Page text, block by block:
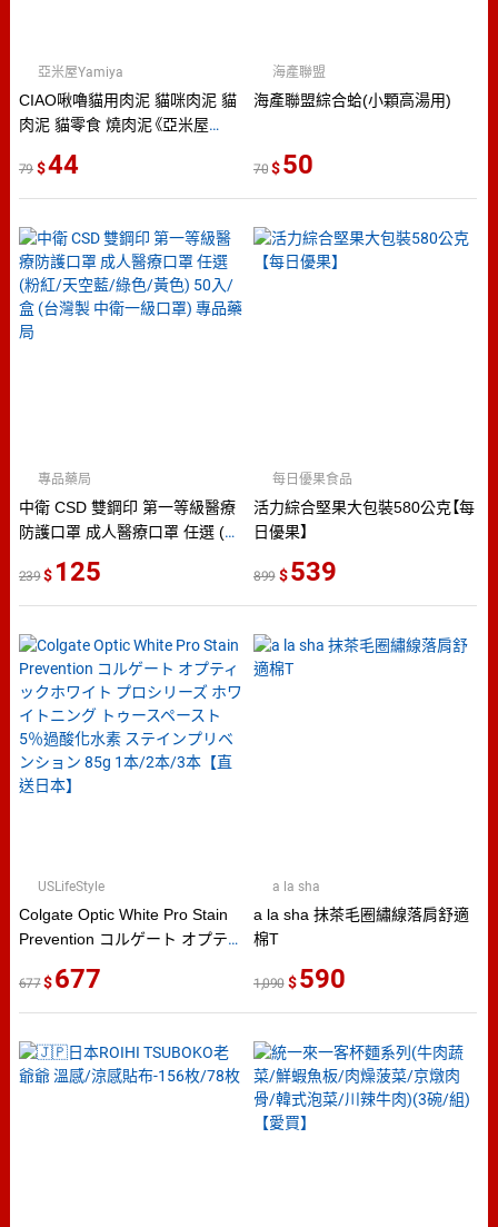
CIAO啾嚕貓用肉泥 貓咪肉泥 貓
肉泥 貓零食 燒肉泥《亞米屋
亞米屋Yamiya
79 44
海產聯盟綜合蛤(小顆高湯用)
海產聯盟
70 50
中衛 CSD 雙鋼印 第一等級醫療
防護口罩 成人醫療口罩 任選 (粉
(台灣製 中衛一級口罩) 專品藥局
專品藥局
239 125
活力綜合堅果大包裝580公克【每
日優果】
每日優果食品
899 539
Colgate Optic White Pro Stain
Prevention コルゲート オプテ
ホワイトニング トゥースペース
ト 5％過酸化水素 ステインプリ
ベンション 85g 1本/2本/3本【直
送日本】
USLifeStyle
677 677
a la sha 抹茶毛圈繡線落肩舒適
棉T
a la sha
1,090 590